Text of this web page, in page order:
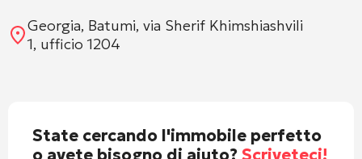
Georgia, Batumi, via Sherif Khimshiashvili
1, ufficio 1204
State cercando l'immobile perfetto
o avete bisogno di aiuto?Scriveteci!